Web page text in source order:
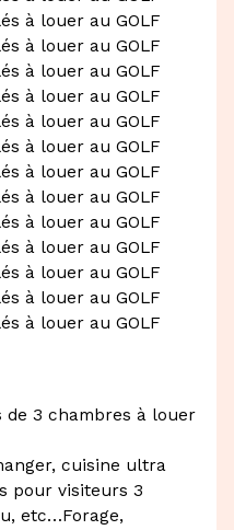
3 chambres à louer
cuisine ultra
pour visiteurs 3
etc…Forage,